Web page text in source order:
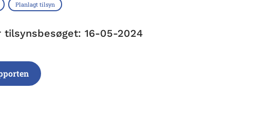
Planlagt tilsyn
tilsynsbesøget: 16-05-2024